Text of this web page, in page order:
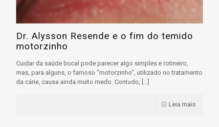
Dr. Alysson Resende e o fim do temido
motorzinho
Cuidar da saúde bucal pode parecer algo simples e rotineiro,
mas, para alguns, o famoso “motorzinho”, utilizado no tratamento
da cárie, causa ainda muito medo. Contudo,
Leia mais